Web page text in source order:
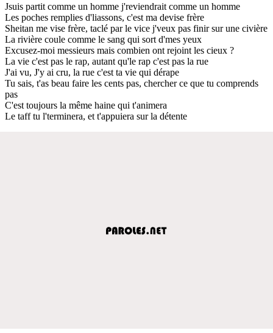
Jsuis partit comme un homme j'reviendrait comme un homme
Les poches remplies d'liassons, c'est ma devise frère
Sheitan me vise frère, taclé par le vice j'veux pas finir sur une civière
La rivière coule comme le sang qui sort d'mes yeux
Excusez-moi messieurs mais combien ont rejoint les cieux ?
La vie c'est pas le rap, autant qu'le rap c'est pas la rue
J'ai vu, J'y ai cru, la rue c'est ta vie qui dérape
Tu sais, t'as beau faire les cents pas, chercher ce que tu comprends
pas
C'est toujours la même haine qui t'animera
Le taff tu l'terminera, et t'appuiera sur la détente